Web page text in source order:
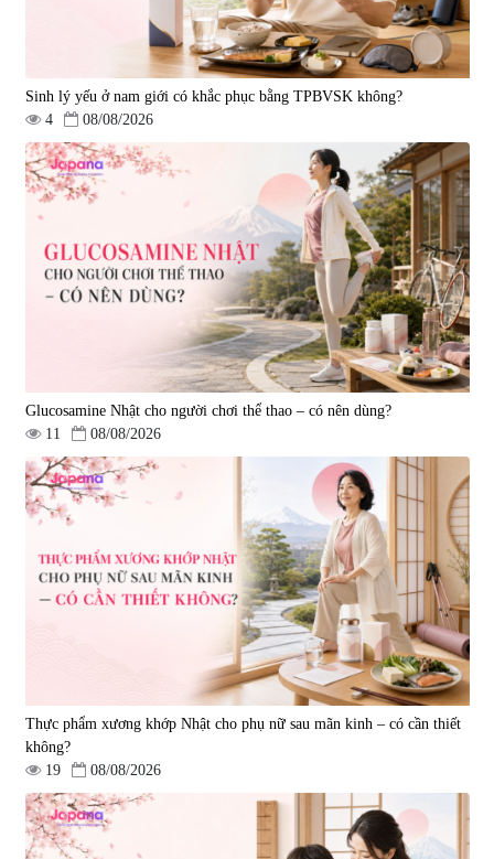
Viên uống hỗ trợ xương khớp
Super Glucosamine DX Hokoen
980.000 đ
Viên uống hỗ trợ xương khớp
Yoro Factory Kyoto Has 50EX
Plus 30 viên
|0
2.380.000 đ
Sinh lý yếu ở nam giới có khắc phục bằng TPBVSK không?
4
08/08/2026
Glucosamine Nhật cho người chơi thể thao – có nên dùng?
11
08/08/2026
Thực phẩm xương khớp Nhật cho phụ nữ sau mãn kinh – có cần thiết
không?
19
08/08/2026